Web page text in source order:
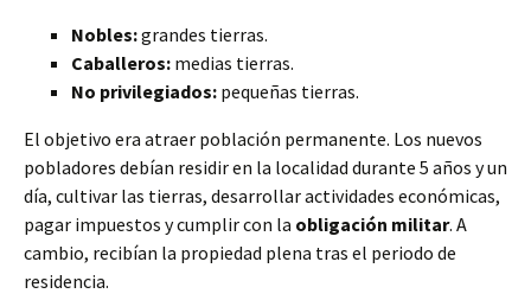
Nobles:grandes tierras.
Caballeros: medias tierras.
No privilegiados: pequeñas tierras.
El objetivo era atraer población permanente. Los nuevos
pobladores debían residir en la localidad durante 5 años y un
día, cultivar las tierras, desarrollar actividades económicas,
pagar impuestos y cumplir con la obligación militar. A
cambio, recibían la propiedad plena tras el periodo de
residencia.